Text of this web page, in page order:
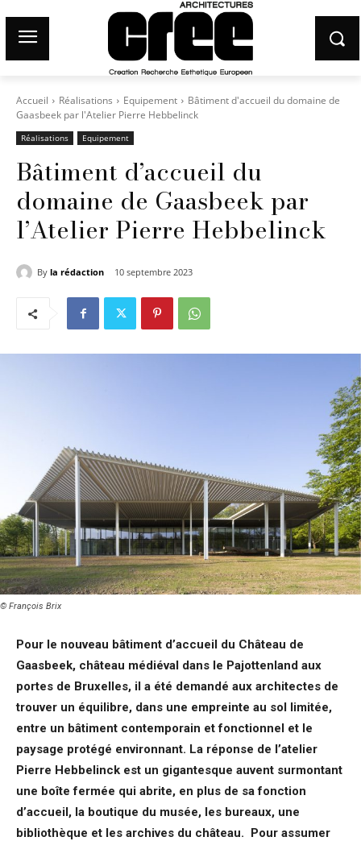
Accueil Réalisations Equipement
Bâtiment d'accueil du domaine de
Gaasbeek par l'Atelier Pierre Hebbelinck
Réalisations Equipement
Bâtiment d’accueil du
domaine de Gaasbeek par
l’Atelier Pierre Hebbelinck
By la rédaction 10 septembre 2023
© François Brix
Pour le nouveau bâtiment d’accueil du Château de
Gaasbeek, château médiéval dans le Pajottenland aux
portes de Bruxelles, il a été demandé aux architectes de
trouver un équilibre, dans une empreinte au sol limitée,
entre un bâtiment contemporain et fonctionnel et le
paysage protégé environnant. La réponse de l’atelier
Pierre Hebbelinck est un gigantesque auvent surmontant
une boîte fermée qui abrite, en plus de sa fonction
d’accueil, la boutique du musée, les bureaux, une
bibliothèque et les archives du château. Pour assumer